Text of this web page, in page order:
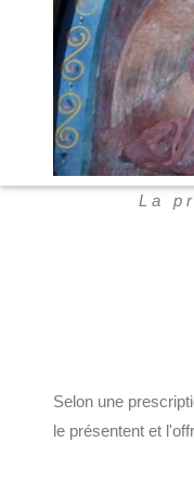
La
Selon une
le présentent et